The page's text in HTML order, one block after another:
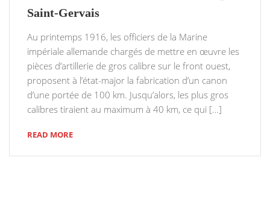
Saint-Gervais
Au printemps 1916, les officiers de la Marine
impériale allemande chargés de mettre en œuvre les
pièces d’artillerie de gros calibre sur le front ouest,
proposent à l’état-major la fabrication d’un canon
d’une portée de 100 km. Jusqu’alors, les plus gros
calibres tiraient au maximum à 40 km, ce qui […]
READ MORE